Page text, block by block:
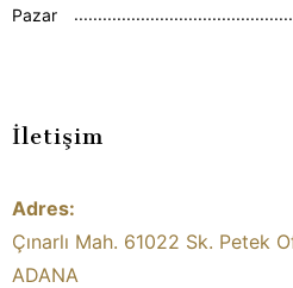
Pazar
İletişim
Adres:
Çınarlı Mah. 61022 Sk. Petek
ADANA